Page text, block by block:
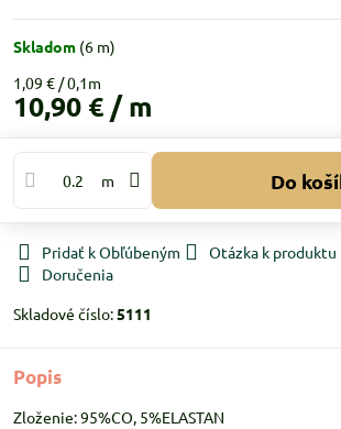
Skladom (6 m)
1,09 €
10,90 € / m
m Do
Pridať k Obľúbeným Otázka k produktu
Doručenia
Skladové číslo:5111
Popis
Zloženie: 95%CO, 5%ELASTAN